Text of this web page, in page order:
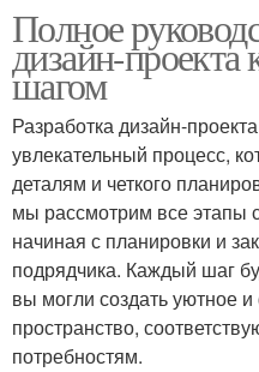
Полное
дизайн-проекта
шагом
Разработка дизайн-
увлекательный процесс,
деталям и четкого
мы рассмотрим все этапы
начиная с планировки и
подрядчика. Каждый шаг
вы могли создать уютное
пространство,
потребностям.